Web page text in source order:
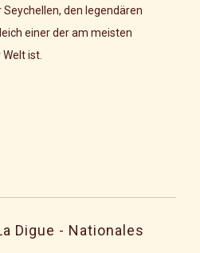
den legendären
einer der am meisten
ist.
Digue - Nationales